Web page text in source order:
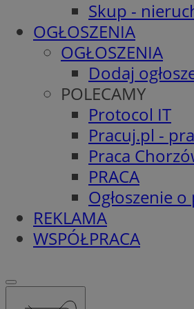
Skup -
OGŁOSZENIA
OGŁOSZENIA
Dodaj
POLECAMY
Protocol IT
Pracuj.pl -
Praca
PRACA
Ogłoszenie
REKLAMA
WSPÓŁPRACA